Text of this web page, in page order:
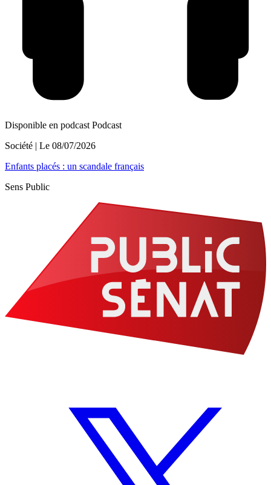
Disponible en podcast Podcast
Société | Le 08/07/2026
Enfants placés : un scandale français
Sens Public